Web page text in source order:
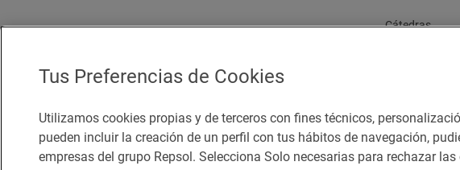
Cátedras
Accesibilidad Aviso legal Contacto
Política de privacidad
Tus Preferencias de Cookies
Utilizamos cookies propias y de terceros con fines técnicos,
pueden incluir la creación de un perfil con tus hábitos de navegación,
empresas del grupo Repsol. Selecciona Solo necesarias para rechazar